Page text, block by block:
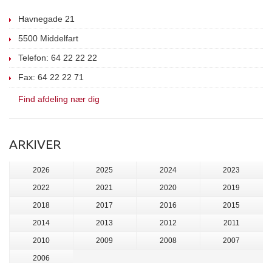
Havnegade 21
5500 Middelfart
Telefon: 64 22 22 22
Fax: 64 22 22 71
Find afdeling nær dig
ARKIVER
2026 2025 2024 2023
2022 2021 2020 2019
2018 2017 2016 2015
2014 2013 2012 2011
2010 2009 2008 2007
2006